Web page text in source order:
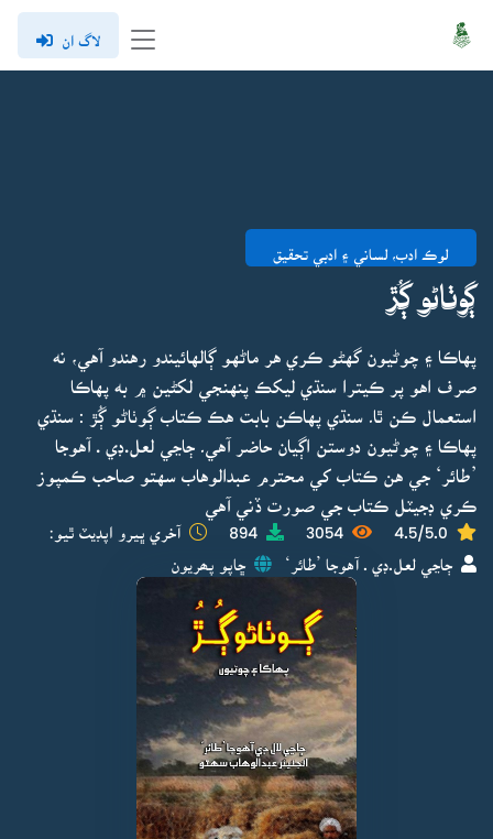
لاگ ان
لوڪ ادب، لساني ۽ ادبي تحقيق
ڳوٺاڻو ڳُڙ
پهاڪا ۽ چوڻيون گهڻو ڪري هر ماڻهو ڳالهائيندو رهندو آهي، نه
صرف اهو پر ڪيترا سنڌي ليکڪ پنهنجي لکڻين ۾ به پهاڪا
استعمال ڪن ٿا۔ سنڌي پهاڪن بابت هڪ ڪتاب ڳوٺاڻو ڳُڙ : سنڌي
پهاڪا ۽ چوڻيون دوستن اڳيان حاضر آهي۔ ڄاڃي لعل.ڊي . آهوجا
’طائر‘ جي هن ڪتاب کي محترم عبدالوهاب سهتو صاحب ڪمپوز
ڪري ڊجيٽل ڪتاب جي صورت ڏني آهي
4.5/5.0
3054
894 آخري ڀيرو اپڊيٽ ٿيو:
ڄاڃي لعل.ڊي . آهوجا ’طائر‘ ڇاپو پھريون